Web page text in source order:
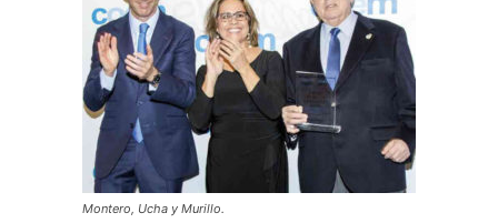
Montero, Ucha y Murillo.